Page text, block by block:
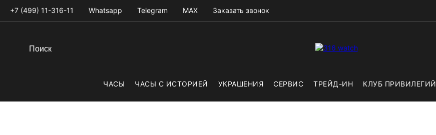
+7 (499) 11-316-11 Whatsapp Telegram MAX Заказать звонок
ЧАСЫ ЧАСЫ С ИСТОРИЕЙ УКРАШЕНИЯ СЕРВИС ТРЕЙД-ИН КЛУБ ПРИВИЛЕГИЙ